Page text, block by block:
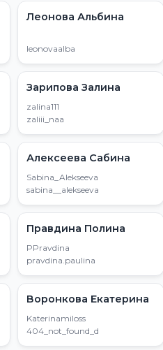
Леонова Альбина
leonovaalba
Зарипова Залина
zalina111
zaliii_naa
Алексеева Сабина
Sabina_Alekseeva
sabina__alekseeva
Правдина Полина
PPravdina
pravdina.paulina
Воронкова Екатерина
Katerinamiloss
404_not_found_d